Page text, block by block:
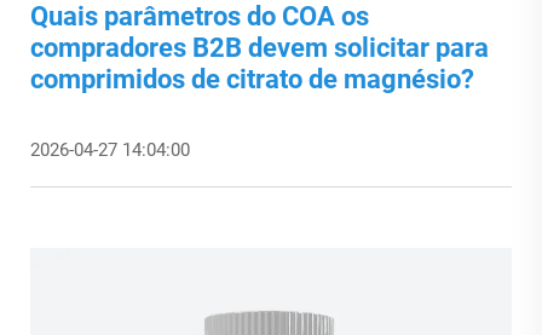
Quais parâmetros do COA os
compradores B2B devem solicitar para
comprimidos de citrato de magnésio?
2026-04-27 14:04:00